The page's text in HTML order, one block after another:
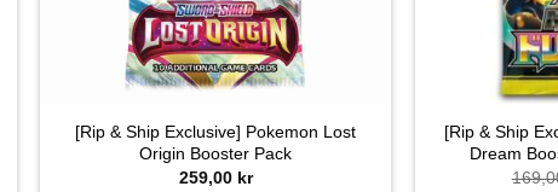
[Rip & Ship Exclusive] Pokemon Lost
Origin Booster Pack
259,00 kr
[Rip & Ship
Dream